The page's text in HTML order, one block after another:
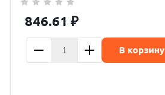
846.61 ₽
В корзину